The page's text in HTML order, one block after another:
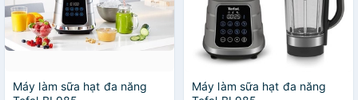
Máy làm sữa hạt đa năng
Máy làm sữa hạt đa năng